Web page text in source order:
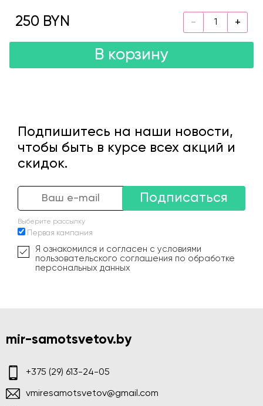
250 BYN
В корзину
Подпишитесь на наши новости,
чтобы быть в курсе всех акций и
скидок.
Подписаться
Выберите рассылку
Первая кампания
Я ознакомился и согласен с условиями
пользовательского соглашения по обработке
персональных данных
mir-samotsvetov.by
+375 (29) 613-24-05
vmiresamotsvetov@gmail.com